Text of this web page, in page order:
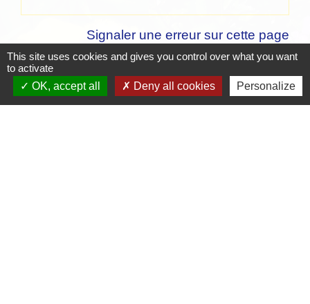
Signaler une erreur sur cette page
This site uses cookies and gives you control over what you want
to activate
OK, accept all
Deny all cookies Personalize